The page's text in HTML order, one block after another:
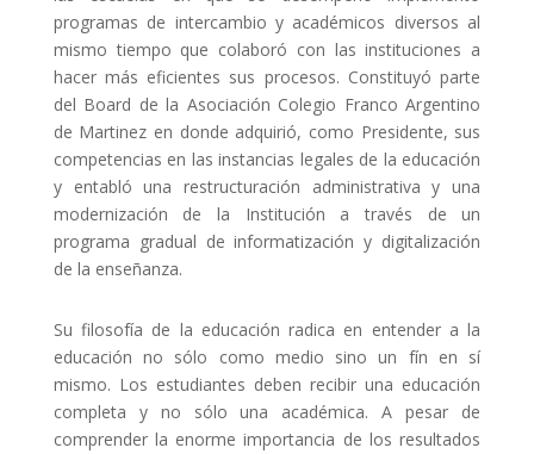
programas de intercambio y académicos diversos al
mismo tiempo que colaboró con las instituciones a
hacer más eficientes sus procesos. Constituyó parte
del Board de la Asociación Colegio Franco Argentino
de Martinez en donde adquirió, como Presidente, sus
competencias en las instancias legales de la educación
y entabló una restructuración administrativa y una
modernización de la Institución a través de un
programa gradual de informatización y digitalización
de la enseñanza.
Su filosofía de la educación radica en entender a la
educación no sólo como medio sino un fín en sí
mismo. Los estudiantes deben recibir una educación
completa y no sólo una académica. A pesar de
comprender la enorme importancia de los resultados